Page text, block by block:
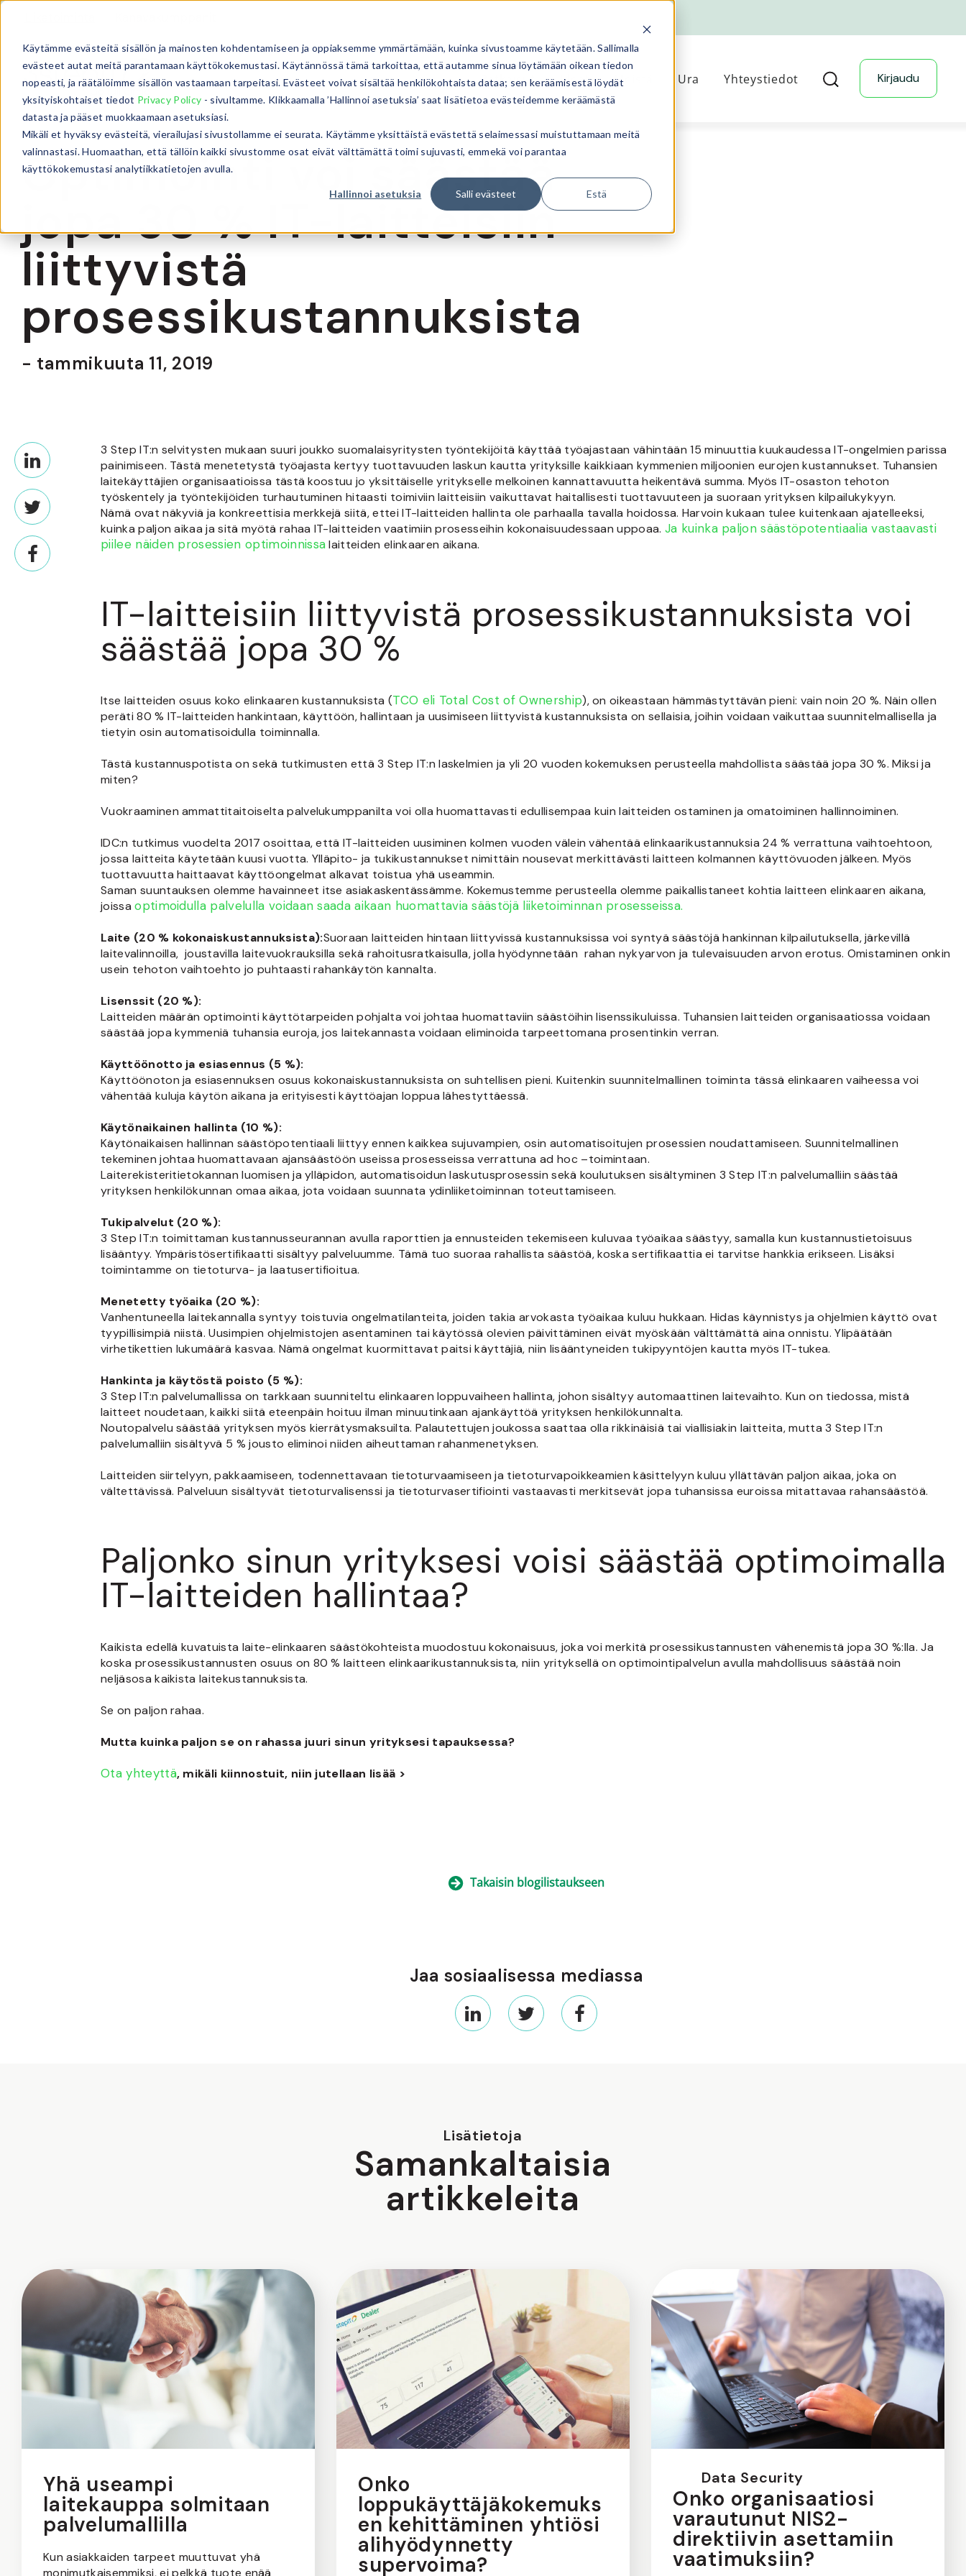
Käytämme evästeitä sisällön ja mainosten kohdentamiseen ja oppiaksemme ymmärtämään, kuinka sivustoamme käytetään. Sallimalla
evästeet autat meitä parantamaan käyttökokemustasi. Käytännössä tämä tarkoittaa, että autamme sinua löytämään oikean tiedon
nopeasti, ja räätälöimme sisällön vastaamaan tarpeitasi. Evästeet voivat sisältää henkilökohtaista dataa; sen keräämisestä löydät
yksityiskohtaiset tiedot Privacy Policy - sivultamme. Klikkaamalla ’Hallinnoi asetuksia’ saat lisätietoa evästeidemme keräämästä
datasta ja pääset muokkaamaan asetuksiasi.
Mikäli et hyväksy evästeitä, vierailujasi sivustollamme ei seurata. Käytämme yksittäistä evästettä selaimessasi muistuttamaan meitä
valinnastasi. Huomaathan, että tällöin kaikki sivustomme osat eivät välttämättä toimi sujuvasti, emmekä voi parantaa
käyttökokemustasi analytiikkatietojen avulla.
Hallinnoi asetuksia Salli evästeet Estä
Ratkaisut Ideat Meistä Ura Yhteystiedot Kirjaudu
Optimointi voi säästää
jopa 30 % IT-laitteisiin
liittyvistä
prosessikustannuksista
- tammikuuta 11, 2019
3 Step IT:n selvitysten mukaan suuri joukko suomalaisyritysten työntekijöitä käyttää työajastaan vähintään 15 minuuttia kuukaudessa IT-ongelmien parissa
painimiseen. Tästä menetetystä työajasta kertyy tuottavuuden laskun kautta yrityksille kaikkiaan kymmenien miljoonien eurojen kustannukset. Tuhansien
laitekäyttäjien organisaatioissa tästä koostuu jo yksittäiselle yritykselle melkoinen kannattavuutta heikentävä summa. Myös IT-osaston tehoton
työskentely ja työntekijöiden turhautuminen hitaasti toimiviin laitteisiin vaikuttavat haitallisesti tuottavuuteen ja suoraan yrityksen kilpailukykyyn.
Nämä ovat näkyviä ja konkreettisia merkkejä siitä, ettei IT-laitteiden hallinta ole parhaalla tavalla hoidossa. Harvoin kukaan tulee kuitenkaan ajatelleeksi,
kuinka paljon aikaa ja sitä myötä rahaa IT-laitteiden vaatimiin prosesseihin kokonaisuudessaan uppoaa. Ja kuinka paljon säästöpotentiaalia vastaavasti
piilee näiden prosessien optimoinnissalaitteiden elinkaaren aikana.
IT-laitteisiin liittyvistä prosessikustannuksista voi
säästää jopa 30 %
Itse laitteiden osuus koko elinkaaren kustannuksista (TCO eli Total Cost of Ownership), on oikeastaan hämmästyttävän pieni: vain noin 20 %. Näin ollen
peräti 80 % IT-laitteiden hankintaan, käyttöön, hallintaan ja uusimiseen liittyvistä kustannuksista on sellaisia, joihin voidaan vaikuttaa suunnitelmallisella ja
tietyin osin automatisoidulla toiminnalla.
Tästä kustannuspotista on sekä tutkimusten että 3 Step IT:n laskelmien ja yli 20 vuoden kokemuksen perusteella mahdollista säästää jopa 30 %. Miksi ja
miten?
Vuokraaminen ammattitaitoiselta palvelukumppanilta voi olla huomattavasti edullisempaa kuin laitteiden ostaminen ja omatoiminen hallinnoiminen.
IDC:n tutkimus vuodelta 2017 osoittaa, että IT-laitteiden uusiminen kolmen vuoden välein vähentää elinkaarikustannuksia 24 % verrattuna vaihtoehtoon,
jossa laitteita käytetään kuusi vuotta. Ylläpito- ja tukikustannukset nimittäin nousevat merkittävästi laitteen kolmannen käyttövuoden jälkeen. Myös
tuottavuutta haittaavat käyttöongelmat alkavat toistua yhä useammin.
Saman suuntauksen olemme havainneet itse asiakaskentässämme. Kokemustemme perusteella olemme paikallistaneet kohtia laitteen elinkaaren aikana,
joissaoptimoidulla palvelulla voidaan saada aikaan huomattavia säästöjä liiketoiminnan prosesseissa.
Laite (20 % kokonaiskustannuksista):Suoraan laitteiden hintaan liittyvissä kustannuksissa voi syntyä säästöjä hankinnan kilpailutuksella, järkevillä
laitevalinnoilla, joustavilla laitevuokrauksilla sekä rahoitusratkaisulla, jolla hyödynnetään rahan nykyarvon ja tulevaisuuden arvon erotus. Omistaminen onkin
usein tehoton vaihtoehto jo puhtaasti rahankäytön kannalta.
Lisenssit (20 %):
Laitteiden määrän optimointi käyttötarpeiden pohjalta voi johtaa huomattaviin säästöihin lisenssikuluissa. Tuhansien laitteiden organisaatiossa voidaan
säästää jopa kymmeniä tuhansia euroja, jos laitekannasta voidaan eliminoida tarpeettomana prosentinkin verran.
Käyttöönotto ja esiasennus (5 %):
Käyttöönoton ja esiasennuksen osuus kokonaiskustannuksista on suhtellisen pieni. Kuitenkin suunnitelmallinen toiminta tässä elinkaaren vaiheessa voi
vähentää kuluja käytön aikana ja erityisesti käyttöajan loppua lähestyttäessä.
Käytönaikainen hallinta (10 %):
Käytönaikaisen hallinnan säästöpotentiaali liittyy ennen kaikkea sujuvampien, osin automatisoitujen prosessien noudattamiseen. Suunnitelmallinen
tekeminen johtaa huomattavaan ajansäästöön useissa prosesseissa verrattuna ad hoc –toimintaan.
Laiterekisteritietokannan luomisen ja ylläpidon, automatisoidun laskutusprosessin sekä koulutuksen sisältyminen 3 Step IT:n palvelumalliin säästää
yrityksen henkilökunnan omaa aikaa, jota voidaan suunnata ydinliiketoiminnan toteuttamiseen.
Tukipalvelut (20 %):
3 Step IT:n toimittaman kustannusseurannan avulla raporttien ja ennusteiden tekemiseen kuluvaa työaikaa säästyy, samalla kun kustannustietoisuus
lisääntyy. Ympäristösertifikaatti sisältyy palveluumme. Tämä tuo suoraa rahallista säästöä, koska sertifikaattia ei tarvitse hankkia erikseen. Lisäksi
toimintamme on tietoturva- ja laatusertifioitua.
Menetetty työaika (20 %):
Vanhentuneella laitekannalla syntyy toistuvia ongelmatilanteita, joiden takia arvokasta työaikaa kuluu hukkaan. Hidas käynnistys ja ohjelmien käyttö ovat
tyypillisimpiä niistä. Uusimpien ohjelmistojen asentaminen tai käytössä olevien päivittäminen eivät myöskään välttämättä aina onnistu. Ylipäätään
virhetikettien lukumäärä kasvaa. Nämä ongelmat kuormittavat paitsi käyttäjiä, niin lisääntyneiden tukipyyntöjen kautta myös IT-tukea.
Hankinta ja käytöstä poisto (5 %):
3 Step IT:n palvelumallissa on tarkkaan suunniteltu elinkaaren loppuvaiheen hallinta, johon sisältyy automaattinen laitevaihto. Kun on tiedossa, mistä
laitteet noudetaan, kaikki siitä eteenpäin hoituu ilman minuutinkaan ajankäyttöä yrityksen henkilökunnalta.
Noutopalvelu säästää yrityksen myös kierrätysmaksuilta. Palautettujen joukossa saattaa olla rikkinäisiä tai viallisiakin laitteita, mutta 3 Step IT:n
palvelumalliin sisältyvä 5 % jousto eliminoi niiden aiheuttaman rahanmenetyksen.
Laitteiden siirtelyyn, pakkaamiseen, todennettavaan tietoturvaamiseen ja tietoturvapoikkeamien käsittelyyn kuluu yllättävän paljon aikaa, joka on
vältettävissä. Palveluun sisältyvät tietoturvalisenssi ja tietoturvasertifiointi vastaavasti merkitsevät jopa tuhansissa euroissa mitattavaa rahansäästöä.
Paljonko sinun yrityksesi voisi säästää optimoimalla
IT-laitteiden hallintaa?
Kaikista edellä kuvatuista laite-elinkaaren säästökohteista muodostuu kokonaisuus, joka voi merkitä prosessikustannusten vähenemistä jopa 30 %:lla. Ja
koska prosessikustannusten osuus on 80 % laitteen elinkaarikustannuksista, niin yrityksellä on optimointipalvelun avulla mahdollisuus säästää noin
neljäsosa kaikista laitekustannuksista.
Se on paljon rahaa.
Mutta kuinka paljon se on rahassa juuri sinun yrityksesi tapauksessa?
Ota yhteyttä, mikäli kiinnostuit, niin jutellaan lisää >
Takaisin blogilistaukseen
Jaa sosiaalisessa mediassa
Lisätietoja
Samankaltaisia
artikkeleita
Yhä useampi
laitekauppa solmitaan
palvelumallilla
Kun asiakkaiden tarpeet muuttuvat yhä
monimutkaisemmiksi, ei pelkkä tuote enää
Onko
loppukäyttäjäkokemuks
en kehittäminen yhtiösi
alihyödynnetty
supervoima?
Data Security
Onko organisaatiosi
varautunut NIS2-
direktiivin asettamiin
vaatimuksiin?